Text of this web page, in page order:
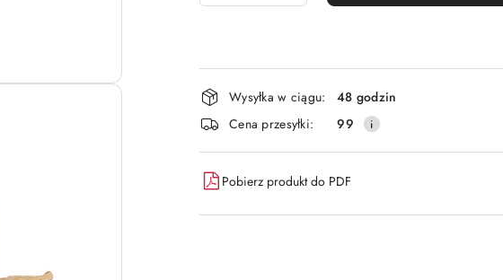
Dostępność
i
dostawa
Wysyłka w ciągu:
48 godzin
Cena przesyłki:
99
Pobierz produkt do PDF